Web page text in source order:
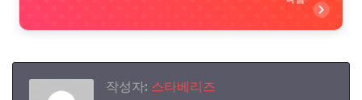
작성자: 스타베리즈